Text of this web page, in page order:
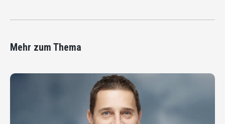
Mehr zum Thema